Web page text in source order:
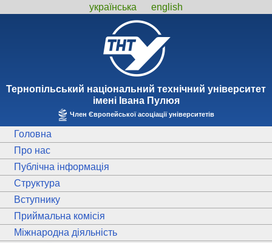
українська english
Тернопiльський національний технiчний унiверситет
iменi Iвана Пулюя
Член Європейської асоціації університетів
Головна
Про нас
Публічна інформація
Структура
Вступнику
Приймальна комісія
Міжнародна діяльність